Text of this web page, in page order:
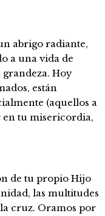
abrigo radiante,
a una vida de
grandeza. Hoy
están
(aquellos a
en tu misericordia,
de tu propio Hijo
las multitudes
cruz. Oramos por